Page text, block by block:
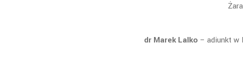
dr Marek Lalko – adiunkt w